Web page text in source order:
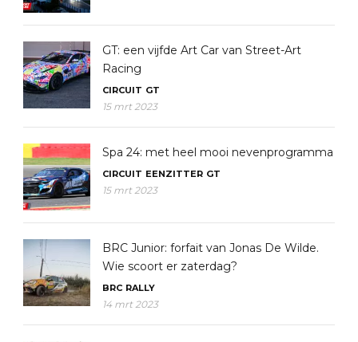
GT: een vijfde Art Car van Street-Art
Racing
CIRCUIT GT
15 mrt 2023
Spa 24: met heel mooi nevenprogramma
CIRCUIT EENZITTER GT
15 mrt 2023
BRC Junior: forfait van Jonas De Wilde.
Wie scoort er zaterdag?
BRC RALLY
14 mrt 2023